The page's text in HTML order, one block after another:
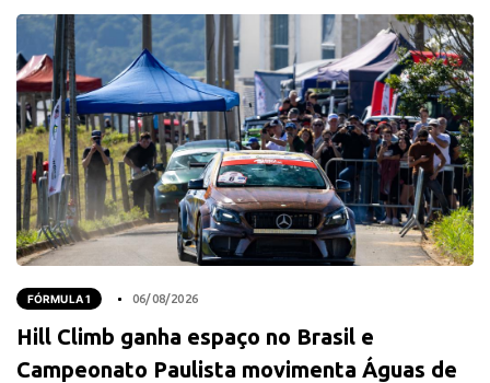
FÓRMULA 1 06/08/2026
Hill Climb ganha espaço no Brasil e
Campeonato Paulista movimenta Águas de